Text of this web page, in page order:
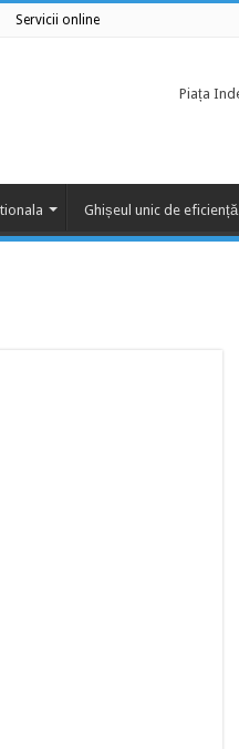
Servicii online
Piața
Ghișeul unic de